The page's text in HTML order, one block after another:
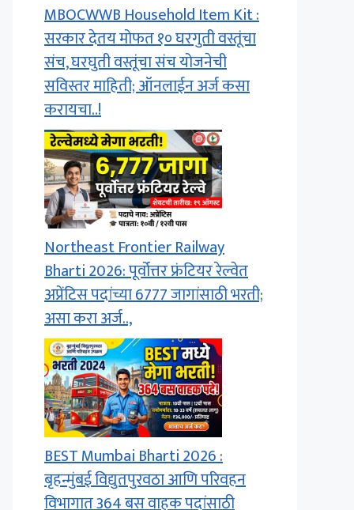
MBOCWWB Household Item Kit :
सरकार देतय मोफत १० घरगुती वस्तूंचा
संच, घरघुती वस्तूंचा संच योजनेची
सविस्तर माहिती; ऑनलाईन अर्ज कसा
करायचा..!
Northeast Frontier Railway
Bharti 2026: पूर्वोत्तर फ्रंटियर रेल्वेत
अप्रेंटिस पदांच्या 6777 जागांसाठी भरती;
असा करा अर्ज..,
BEST Mumbai Bharti 2026 :
बृहन्मुंबई विद्युतपुरवठा आणि परिवहन
विभागात 364 बस वाहक पदांसाठी